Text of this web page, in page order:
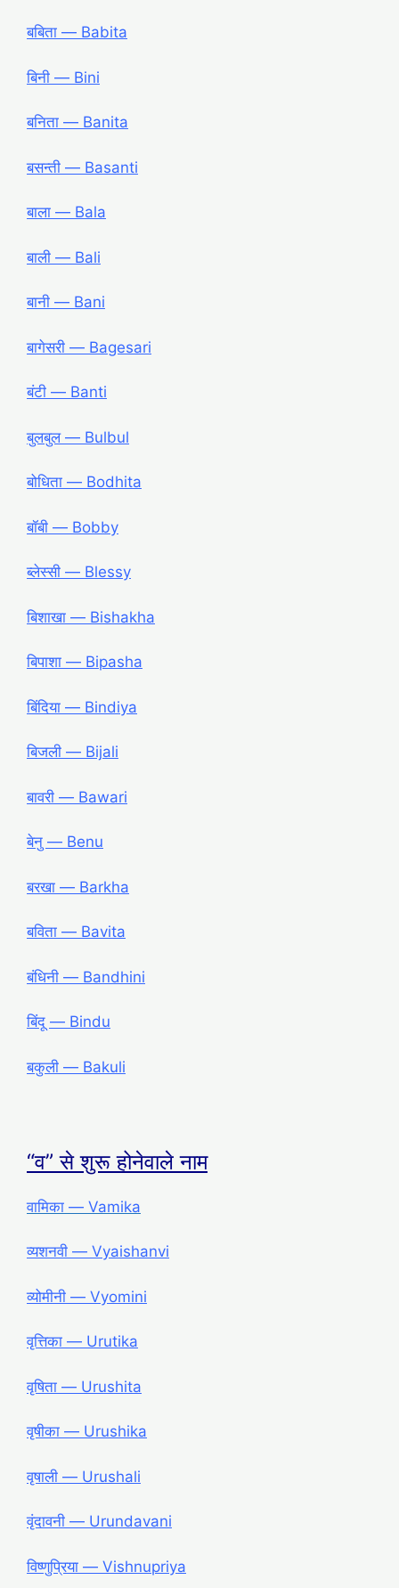
बबिता ― Babita
बिनी ― Bini
बनिता ― Banita
बसन्ती ― Basanti
बाला ― Bala
बाली ― Bali
बानी ― Bani
बागेसरी ― Bagesari
बंटी ― Banti
बुलबुल ― Bulbul
बोधिता ― Bodhita
बॉबी ― Bobby
ब्लेस्सी ― Blessy
बिशाखा ― Bishakha
बिपाशा ― Bipasha
बिंदिया ― Bindiya
बिजली ― Bijali
बावरी ― Bawari
बेनु ― Benu
बरखा ― Barkha
बविता ― Bavita
बंधिनी ― Bandhini
बिंदू ― Bindu
बकुली ― Bakuli
“व” से शुरू होनेवाले नाम
वामिका ― Vamika
व्यशनवी ― Vyaishanvi
व्योमीनी ― Vyomini
वृत्तिका ― Urutika
वृषिता ― Urushita
वृषीका ― Urushika
वृषाली ― Urushali
वृंदावनी ― Urundavani
विष्णुप्रिया ― Vishnupriya